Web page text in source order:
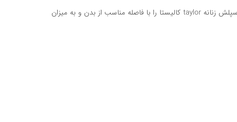
ابتدا پوست و موی خود را کاملا شسته و خشک کنید. سپس بادی اسپلش زنانه taylor کالیستا را با فاصله مناسب از بدن و به میزان